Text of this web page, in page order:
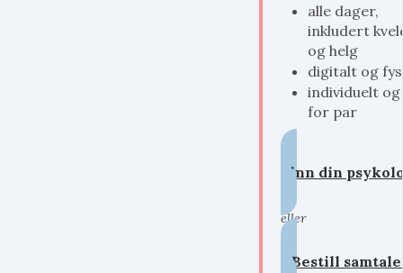
alle dager,
inkludert
og helg
digitalt og
individuelt og
for par
Finn din
eller
Bestill